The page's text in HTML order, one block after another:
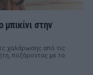
στην
χαλάρωσης από τις
ποζάροντας με το